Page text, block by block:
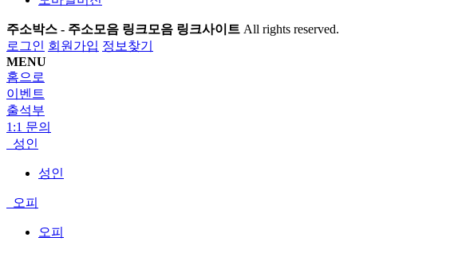
주소박스 - 주소모음 링크모음 링크사이트 All rights reserved.
로그인 회원가입 정보찾기
MENU
홈으로
이벤트
출석부
1:1 문의
성인
성인
오피
오피